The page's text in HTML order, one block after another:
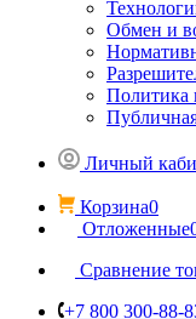
Обмен и
Политика
Личный
Корзина0
Отложенные
Сравнение
+7 800 300-88-